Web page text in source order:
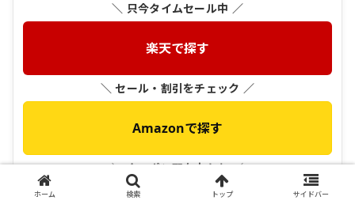
＼ 只今タイムセール中 ／
楽天で探す
＼ セール・割引をチェック ／
Amazonで探す
＼ クーポン配布中かも ／
ホーム 検索 トップ サイドバー